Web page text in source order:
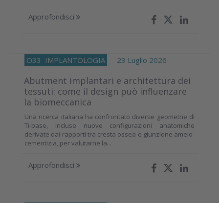
Approfondisci
O33 IMPLANTOLOGIA 23 Luglio 2026
Abutment implantari e architettura dei
tessuti: come il design può influenzare
la biomeccanica
Una ricerca italiana ha confrontato diverse geometrie di
Ti-base, incluse nuove configurazioni anatomiche
derivate dai rapporti tra cresta ossea e giunzione amelo-
cementizia, per valutarne la...
Approfondisci